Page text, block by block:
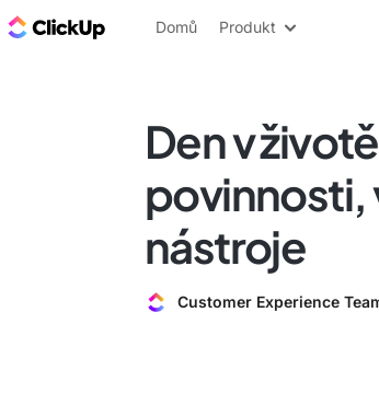
ClickUp blog
Domů Produkt
Den v
povinnosti,
nástroje
Customer Experience